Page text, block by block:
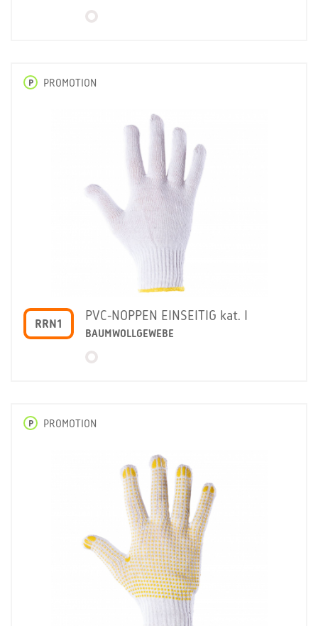
P PROMOTION
RRN1
PVC-NOPPEN EINSEITIG kat. I
BAUMWOLLGEWEBE
P PROMOTION